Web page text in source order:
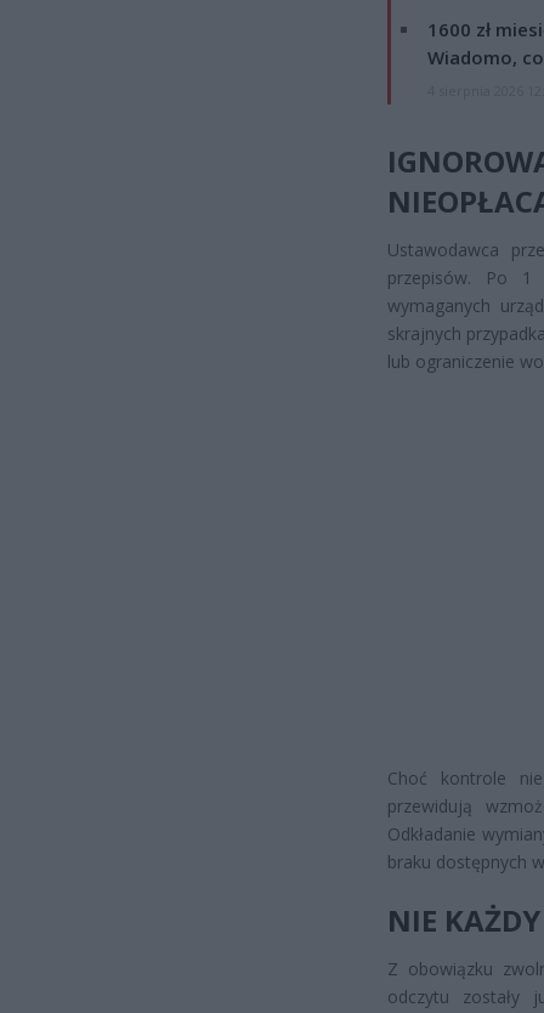
1600 zł
Wiadomo,
Ustawodawca
przepisów. Po 1
wymaganych
skrajnych
lub ograniczenie
Choć kontrole
przewidują
Odkładanie
braku dostępnych
NIE
Z obowiązku
odczytu zostały